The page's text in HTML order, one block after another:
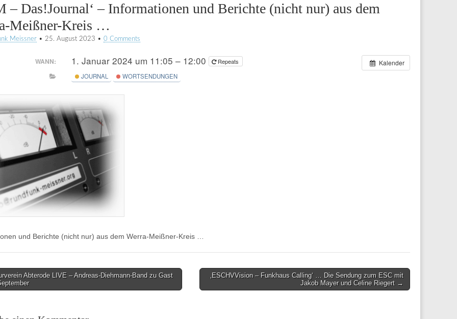
– Das!Journal‘ – Informationen und Berichte (nicht nur) aus dem
Meißner-Kreis …
Meissner • 25. August 2023 • 0 Comments
Kalender
WANN: 1. Januar 2024 um 11:05 – 12:00
Repeats
JOURNAL
WORTSENDUNGEN
und Berichte (nicht nur) aus dem Werra-Meißner-Kreis …
Abterode LIVE – Andreas-Diehmann-Band zu Gast
‚ESCHVVision – Funkhaus Calling‘ … Die Sendung zum ESC mit
Jakob Mayer und Celine Riegert →